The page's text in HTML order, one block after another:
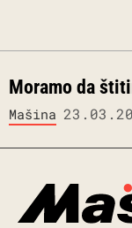
Moramo da
Mašina